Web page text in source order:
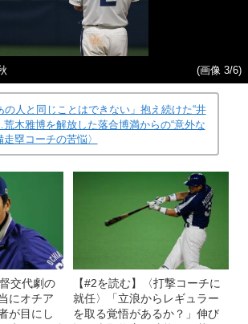
(画像 3/6)
の人と同じことはできない」抱え続けた“井
木雅博を解放した落合博満からの“意外な
塁コーチの苦悩〉
交代劇の
にオチア
が目にし
【#2を読む】〈打撃コーチに
就任〉「立浪からレギュラー
を取る覚悟があるか？」伸び